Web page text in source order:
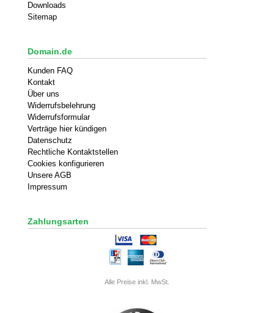
Downloads
Sitemap
Domain.de
Kunden FAQ
Kontakt
Über uns
Widerrufsbelehrung
Widerrufsformular
Verträge hier kündigen
Datenschutz
Rechtliche Kontaktstellen
Cookies konfigurieren
Unsere AGB
Impressum
Zahlungsarten
Alle Preise inkl. MwSt.